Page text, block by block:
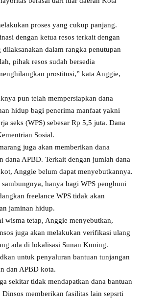
proses yang cukup panjang.
dengan ketua resos terkait dengan
dilaksanakan dalam rangka penutupan
pihak resos sudah bersedia
prostitusi,” kata Anggie,
pun telah mempersiapkan dana
hidup bagi penerima manfaat yakni
seks (WPS) sebesar Rp 5,5 juta. Dana
Sosial.
juga akan memberikan dana
dana APBD. Terkait dengan jumlah dana
Anggie belum dapat menyebutkannya.
hanya bagi WPS penghuni
freelance WPS tidak akan
jaminan hidup.
wisma tetap, Anggie menyebutkan,
juga akan melakukan verifikasi ulang
ada di lokalisasi Sunan Kuning.
untuk penyaluran bantuan tunjangan
dan APBD kota.
sekitar tidak mendapatkan dana bantuan
memberikan fasilitas lain sepsrti